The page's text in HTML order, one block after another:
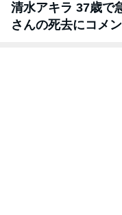
清水アキラ 37歳で
さんの死去にコメ